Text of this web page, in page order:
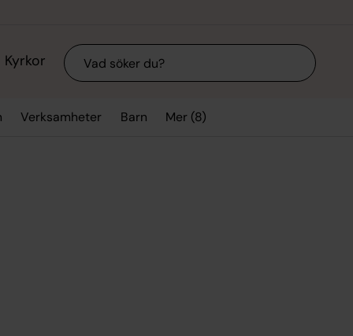
Kyrkor Sök
Verksamheter Barn Mer (8)